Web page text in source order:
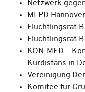
Netzwerk
MLPD Hannover
Flüchtlingsrat
Flüchtlingsrat
KON-MED –
Kurdistans in
Vereinigung
Komitee für